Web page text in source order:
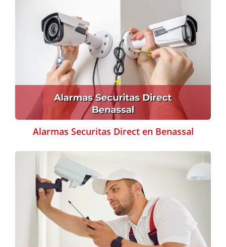
Alarmas Securitas Direct en Benassal